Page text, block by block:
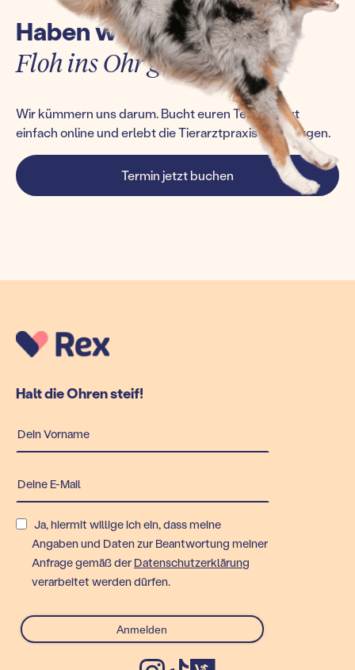
Haben wir euch einen
Floh ins Ohr gesetzt?
Wir kümmern uns darum. Bucht euren Termin jetzt
einfach online und erlebt die Tierarztpraxis von morgen.
Termin jetzt buchen
Halt die Ohren steif!
Ja, hiermit willige ich ein, dass meine
Angaben und Daten zur Beantwortung meiner
Anfrage gemäß der Datenschutzerklärung
verarbeitet werden dürfen.